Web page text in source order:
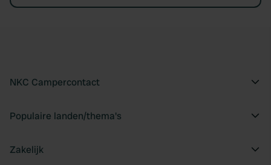
NKC Campercontact
Populaire landen/thema's
Zakelijk